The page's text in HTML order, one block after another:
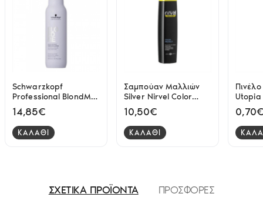
Schwarzkopf
Professional BlondMe
Bond Repair Purple
Shampoo 300ml
14,85€
ΚΑΛΑΘΙ
Σαμπούαν Μαλλιών
Silver Nirvel Color
Protect 250ml
10,50€
ΚΑΛΑΘΙ
Utopia
ΣΧΕΤΙΚΑ ΠΡΟΪΟΝΤΑ ΠΡΟΣΦΟΡΕΣ